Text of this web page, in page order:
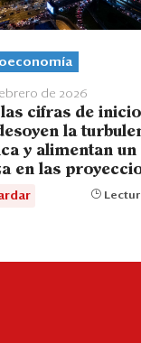
de 2026
las cifras de
la
y alimentan un
en las